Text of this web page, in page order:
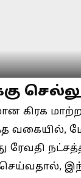
கிரக
வகையில்,
ரேவதி